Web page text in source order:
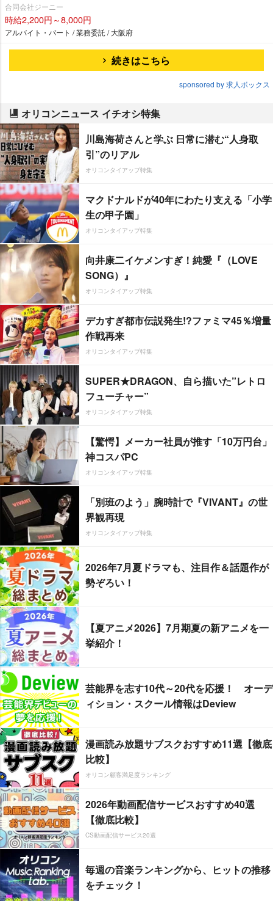
合同会社ジーニー
時給2,200円～8,000円
アルバイト・パート / 業務委託 / 大阪府
続きはこちら
sponsored by 求人ボックス
オリコンニュース イチオシ特集
川島海荷さんと学ぶ 日常に潜む“人身取
引”のリアル
オリコンタイアップ特集
マクドナルドが40年にわたり支える「小学
生の甲子園」
オリコンタイアップ特集
向井康二イケメンすぎ！純愛『（LOVE
SONG）』
オリコンタイアップ特集
デカすぎ都市伝説発生!?ファミマ45％増量
作戦再来
オリコンタイアップ特集
SUPER★DRAGON、自ら描いた”レトロ
フューチャー”
オリコンタイアップ特集
【驚愕】メーカー社員が推す「10万円台」
神コスパPC
オリコンタイアップ特集
「別班のよう」腕時計で『VIVANT』の世
界観再現
オリコンタイアップ特集
2026年7月夏ドラマも、注目作＆話題作が
勢ぞろい！
【夏アニメ2026】7月期夏の新アニメを一
挙紹介！
芸能界を志す10代～20代を応援！ オーデ
ィション・スクール情報はDeview
漫画読み放題サブスクおすすめ11選【徹底
比較】
オリコン顧客満足度ランキング
2026年動画配信サービスおすすめ40選
【徹底比較】
CS動画配信サービス20選
毎週の音楽ランキングから、ヒットの推移
をチェック！